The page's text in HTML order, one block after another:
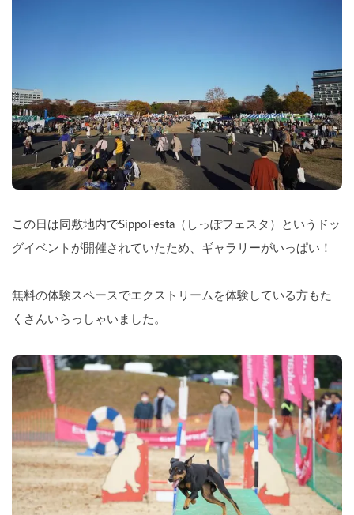
この日は同敷地内でSippoFesta（しっぽフェスタ）というドッ
グイベントが開催されていたため、ギャラリーがいっぱい！
無料の体験スペースでエクストリームを体験している方もた
くさんいらっしゃいました。